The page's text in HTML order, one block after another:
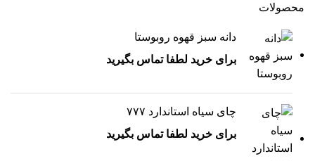
محصولات
دانه سبز قهوه روبوستا
برای خرید لطفا تماس بگیرید
چای سیاه استاندارد ۷۷۷
برای خرید لطفا تماس بگیرید